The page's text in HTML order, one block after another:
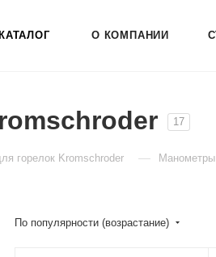
КАТАЛОГ О КОМПАНИИ
17
горелок Kromschroder —
По популярности (возрастание)